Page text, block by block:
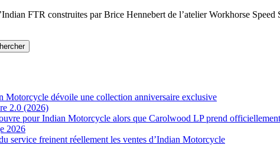
FTR construites par Brice Hennebert de l’atelier Workhorse Speed
Motorcycle dévoile une collection anniversaire exclusive
2.0 (2026)
pour Indian Motorcycle alors que Carolwood LP prend
2026
service freinent réellement les ventes d’Indian Motorcycle